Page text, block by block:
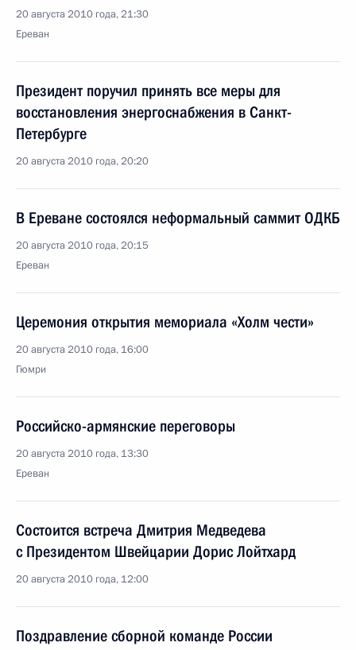
20 августа 2010 года, 21:30
Ереван
Президент поручил принять все меры для
восстановления энергоснабжения в Санкт-
Петербурге
20 августа 2010 года, 20:20
В Ереване состоялся неформальный саммит ОДКБ
20 августа 2010 года, 20:15
Ереван
Церемония открытия мемориала «Холм чести»
20 августа 2010 года, 16:00
Гюмри
Российско-армянские переговоры
20 августа 2010 года, 13:30
Ереван
Состоится встреча Дмитрия Медведева
с Президентом Швейцарии Дорис Лойтхард
20 августа 2010 года, 12:00
Поздравление сборной команде России